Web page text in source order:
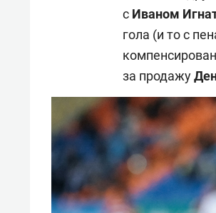
с Иваном
гола (и то с
за продажу